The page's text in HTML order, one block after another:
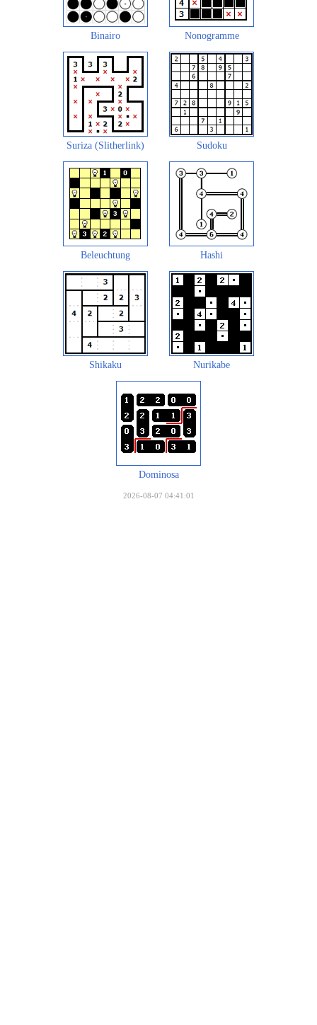
Binairo Nonogramme
Suriza (Slitherlink) Sudoku
Beleuchtung Hashi
Shikaku Nurikabe
Dominosa
2026-08-07 04:41:01